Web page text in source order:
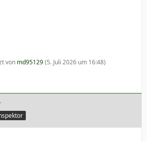
von md95129(5. Juli 2026 um 16:48)